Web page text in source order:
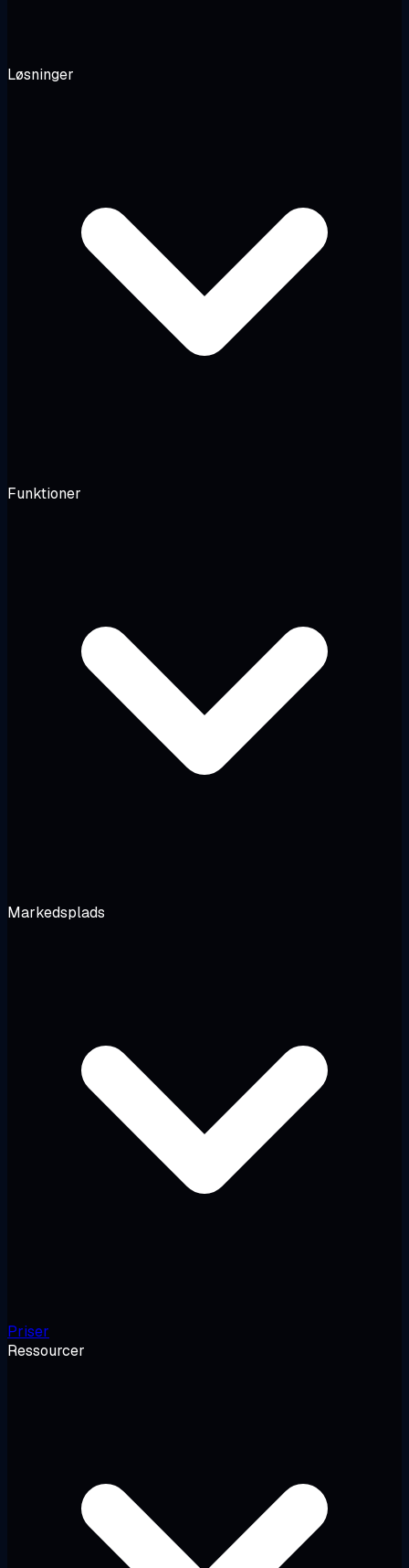
Løsninger
Funktioner
Markedsplads
Priser
Ressourcer